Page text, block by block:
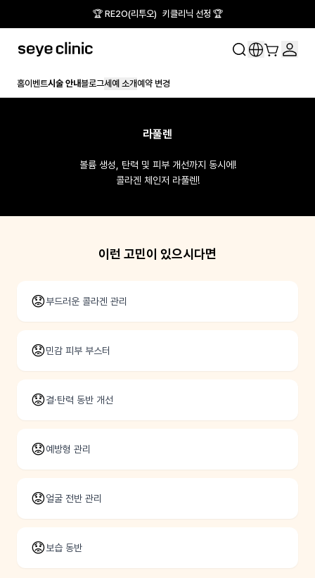
🏆 RE2O(리투오) 키클리닉 선정 🏆
홈이벤트시술 안내블로그세예 소개 예약 변경
라풀렌
볼륨 생성, 탄력 및 피부 개선까지 동시에!
콜라겐 체인저 라풀렌!
이런 고민이 있으시다면
😟부드러운 콜라겐 관리
😟민감 피부 부스터
😟결·탄력 동반 개선
😟예방형 관리
😟얼굴 전반 관리
😟보습 동반